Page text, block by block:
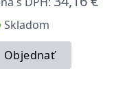
Skladom
Objednať